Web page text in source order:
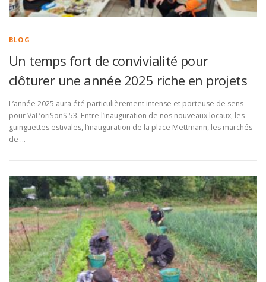
BLOG
Un temps fort de convivialité pour
clôturer une année 2025 riche en projets
L’année 2025 aura été particulièrement intense et porteuse de sens
pour VaL’oriSonS 53. Entre l’inauguration de nos nouveaux locaux, les
guinguettes estivales, l’inauguration de la place Mettmann, les marchés
de …